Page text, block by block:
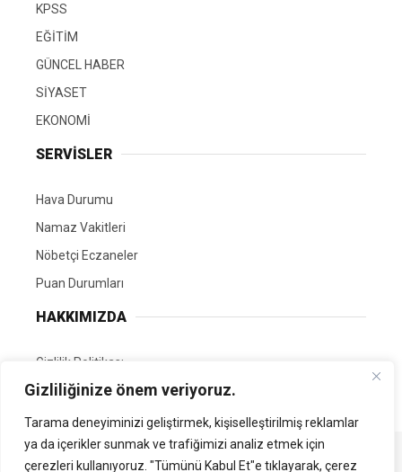
Gizliliğinize önem veriyoruz.
Tarama deneyiminizi geliştirmek, kişiselleştirilmiş reklamlar
ya da içerikler sunmak ve trafiğimizi analiz etmek için
çerezleri kullanıyoruz. "Tümünü Kabul Et"e tıklayarak, çerez
KPSS
EĞİTİM
GÜNCEL HABER
SİYASET
EKONOMİ
SERVİSLER
Hava Durumu
Namaz Vakitleri
Nöbetçi Eczaneler
Puan Durumları
HAKKIMIZDA
Gizlilik Politikası
GÖNÜLLÜ EDİTÖRÜMÜZ OL
Tüm Hakları Saklıdır. | Kamubilgi.com | 2026